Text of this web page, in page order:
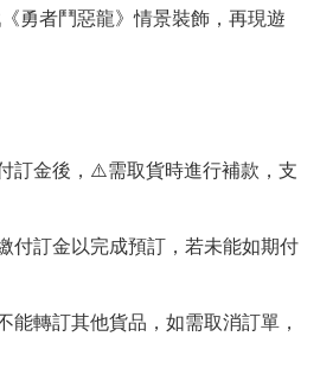
勇者鬥惡龍》情景裝飾，再現遊
訂金後，⚠️需取貨時進行補款，支
付訂金以完成預訂，若未能如期付
能轉訂其他貨品，如需取消訂單，